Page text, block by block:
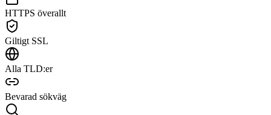
HTTPS överallt
Giltigt SSL
Alla TLD:er
Bevarad sökväg